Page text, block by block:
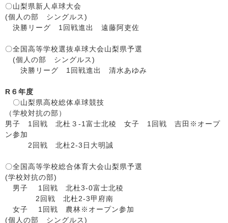
〇山梨県新人卓球大会
(個人の部 シングルス)
決勝リーグ 1回戦進出 遠藤阿吏佐
〇全国高等学校選抜卓球大会山梨県予選
(個人の部 シングルス)
決勝リーグ 1回戦進出 清水あゆみ
R６年度
〇山梨県高校総体卓球競技
（学校対抗の部）
男子 1回戦 北杜３-1富士北稜 女子 1回戦 吉田※オープ
ン参加
2回戦 北杜2-3日大明誠
〇全国高等学校総合体育大会山梨県予選
(学校対抗の部)
男子 1回戦 北杜3-0富士北稜
2回戦 北杜2-3甲府南
女子 1回戦 農林※オープン参加
(個人の部 シングルス)